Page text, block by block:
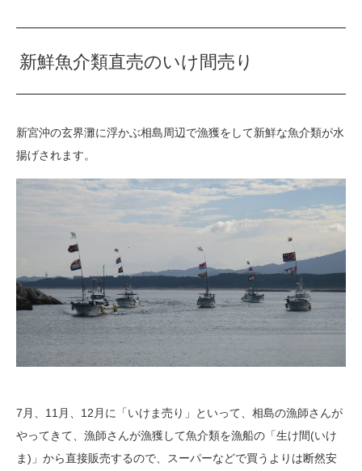
新鮮魚介類直売のいけ間売り
新宮沖の玄界灘に浮かぶ相島周辺で漁獲をして新鮮な魚介類が水
揚げされます。
7月、11月、12月に「いけま売り」といって、相島の漁師さんが
やってきて、漁師さんが漁獲して魚介類を漁船の「生け間(いけ
ま)」から直接販売するので、スーパーなどで買うよりは断然安